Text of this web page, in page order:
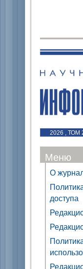
2026 ,
Меню
О
доступа